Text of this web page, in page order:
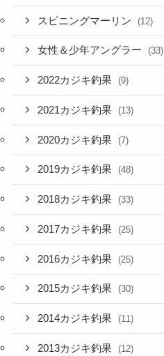
スピニングマーリン (12)
女性＆少年アングラー (33)
2022カジキ釣果 (9)
2021カジキ釣果 (13)
2020カジキ釣果 (7)
2019カジキ釣果 (48)
2018カジキ釣果 (33)
2017カジキ釣果 (25)
2016カジキ釣果 (25)
2015カジキ釣果 (30)
2014カジキ釣果 (11)
2013カジキ釣果 (12)